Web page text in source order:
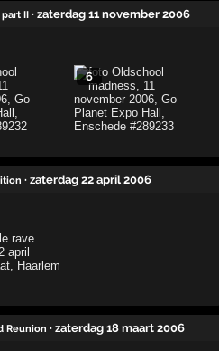
part II · zaterdag 11 november 2006
6
· zaterdag 22 april 2006
Reunion · zaterdag 18 maart 2006